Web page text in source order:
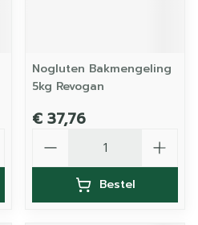
Nogluten Bakmengeling
5kg Revogan
€ 37,76
Bestel